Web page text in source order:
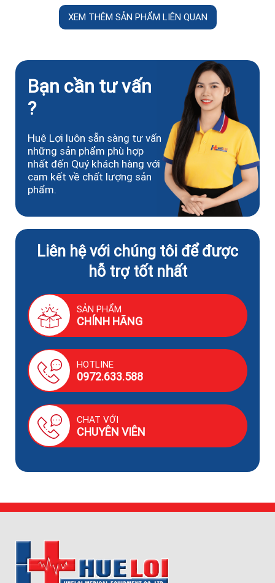
XEM THÊM SẢN PHẨM LIÊN QUAN
Bạn cần tư vấn
?
Huê Lợi luôn sẵn sàng tư vấn
những sản phẩm phù hợp
nhất đến Quý khách hàng với
cam kết về chất lượng sản
phẩm.
Liên hệ với chúng tôi để được
hỗ trợ tốt nhất
SẢN PHẨM
CHÍNH HÃNG
HOTLINE
0972.633.588
CHAT VỚI
CHUYÊN VIÊN